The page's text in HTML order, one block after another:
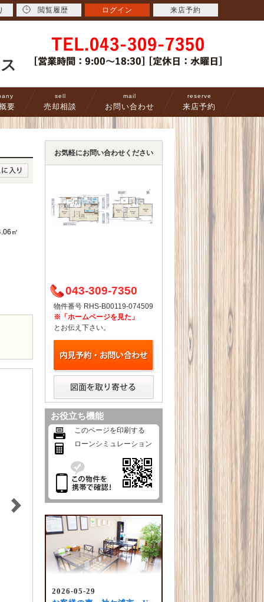
要
sell
売却相談
mail
お問い合わせ
reserve
来店予約
㎡
お気軽にお問い合わせください
043-309-7350
物件番号 RHS-B00119-074509
※「ホームページを見た」
とお伝え下さい。
お役立ち機能
このページを印刷する
ローンシミュレーション
閲覧履歴 ログイン 来店予約